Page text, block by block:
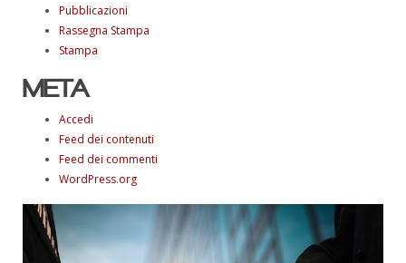
Pubblicazioni
Rassegna Stampa
Stampa
META
Accedi
Feed dei contenuti
Feed dei commenti
WordPress.org